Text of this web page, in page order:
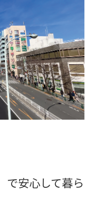
で安心して暮ら